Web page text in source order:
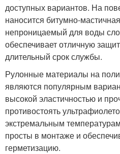
доступных вариантов. На
наносится битумно-
непроницаемый для воды
обеспечивает отличную
длительный срок службы.
Рулонные материалы на
являются популярным
высокой эластичностью и
противостоять
экстремальным
просты в монтаже и
герметизацию.